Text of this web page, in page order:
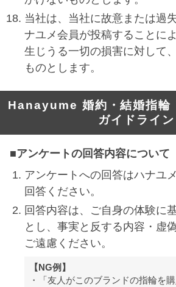
当社は、当社に故意または過
ナユメ会員が投稿することに
生じうる一切の損害に対して
ものとします。
Hanayume 婚約・結婚指輪
ガイドライン
■アンケートの回答内容について
アンケートへの回答はハナユ
回答ください。
回答内容は、ご自身の体験に
とし、事実と反する内容・虚
ご遠慮ください。
【NG例】
「友人がこのブランドの指輪を